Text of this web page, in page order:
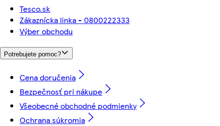
Tesco.sk
Zákaznícka linka - 0800222333
Výber obchodu
Potrebujete pomoc?
Cena doručenia
Bezpečnosť pri nákupe
Všeobecné obchodné podmienky
Ochrana súkromia